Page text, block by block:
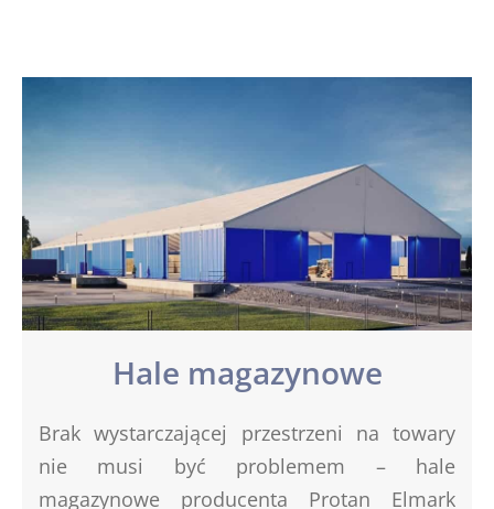
Hale magazynowe
Brak wystarczającej przestrzeni na towary
nie musi być problemem – hale
magazynowe producenta Protan Elmark